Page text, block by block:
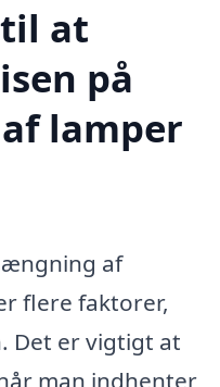
at
på
lamper
af
flere faktorer,
Det er vigtigt at
man indhenter